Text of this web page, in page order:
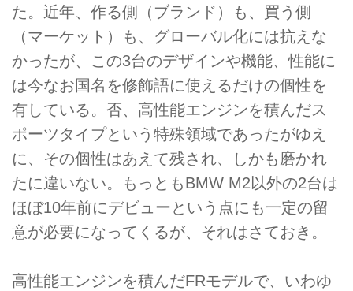
た。近年、作る側（ブランド）も、買う側
（マーケット）も、グローバル化には抗えな
かったが、この3台のデザインや機能、性能に
は今なお国名を修飾語に使えるだけの個性を
有している。否、高性能エンジンを積んだス
ポーツタイプという特殊領域であったがゆえ
に、その個性はあえて残され、しかも磨かれ
たに違いない。もっともBMW M2以外の2台は
ほぼ10年前にデビューという点にも一定の留
意が必要になってくるが、それはさておき。
高性能エンジンを積んだFRモデルで、いわゆ